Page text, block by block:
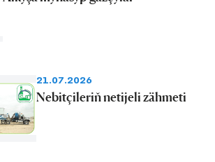
21.07.2026
Nebitçileriň netijeli zähmeti